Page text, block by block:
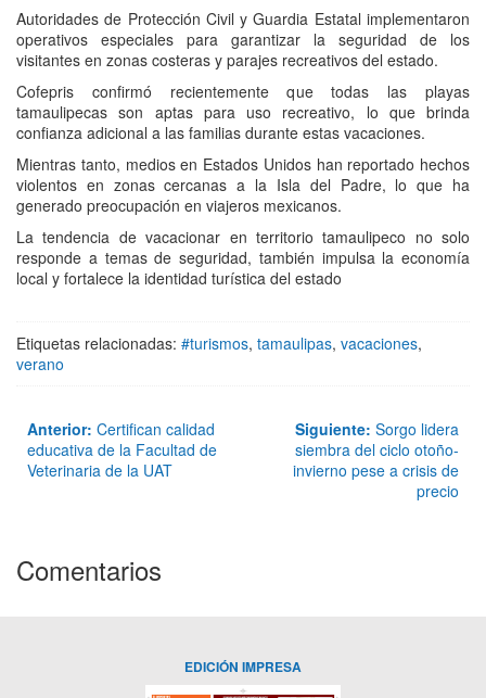
Autoridades de Protección Civil y Guardia Estatal implementaron
operativos especiales para garantizar la seguridad de los
visitantes en zonas costeras y parajes recreativos del estado.
Cofepris confirmó recientemente que todas las playas
tamaulipecas son aptas para uso recreativo, lo que brinda
confianza adicional a las familias durante estas vacaciones.
Mientras tanto, medios en Estados Unidos han reportado hechos
violentos en zonas cercanas a la Isla del Padre, lo que ha
generado preocupación en viajeros mexicanos.
La tendencia de vacacionar en territorio tamaulipeco no solo
responde a temas de seguridad, también impulsa la economía
local y fortalece la identidad turística del estado
Etiquetas relacionadas: #turismos, tamaulipas, vacaciones,
verano
Anterior: Certifican calidad
educativa de la Facultad de
Veterinaria de la UAT
Siguiente: Sorgo lidera
siembra del ciclo otoño-
invierno pese a crisis de
precio
Comentarios
EDICIÓN IMPRESA